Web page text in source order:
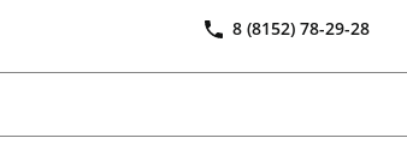
8 (8152) 78-29-28